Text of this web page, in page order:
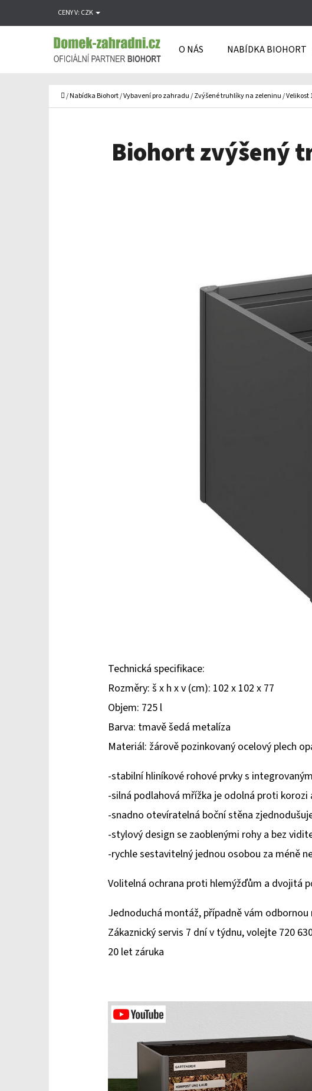
na
CENY V: CZK
O NÁS NABÍDKA BIOHORT
Domů
/Nabídka Biohort/Vybavení pro zahradu/Zvýšené truhlíky na zeleninu/Velikost
Biohort zvýšený
Technická specifikace:
Rozměry: š x h x v (cm): 102 x 102 x 77
Objem: 725 l
Barva: tmavě šedá metalíza
Materiál: žárově pozinkovaný ocelový plech
-stabilní hliníkové rohové prvky s
-silná podlahová mřížka je odolná proti
-snadno otevíratelná boční stěna
-stylový design se zaoblenými rohy a bez
-rychle sestavitelný jednou osobou za méně
Volitelná ochrana proti hlemýžďům a dvojitá
Jednoduchá montáž, případně vám
Zákaznický servis 7 dní v týdnu, volejte 720
20 let záruka
O
Zpět
obchodu
Zpět
obchodu